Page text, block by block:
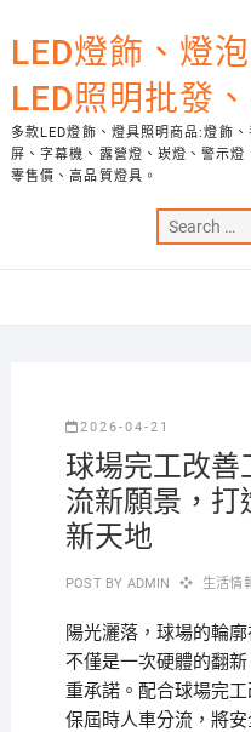
to
content
LED燈飾、燈
LED照明批發
多款LED燈飾、燈具照明商品:燈飾
屏、字幕機、露營燈、崁燈、警示
零售價、高品質燈具。
2026-04-21
球場完工改善
流新願景，打
新天地
POST BY ADMIN 生活情
陽光灑落，球場的輪
不僅是一次硬體的翻
重承諾。配合球場完
保屆時人車分流，將